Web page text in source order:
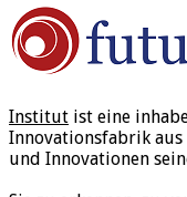
Institut ist eine
Innovationsfabrik
und Innovationen